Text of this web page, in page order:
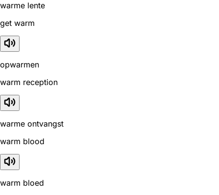
warme lente
get warm
opwarmen
warm reception
warme ontvangst
warm blood
warm bloed